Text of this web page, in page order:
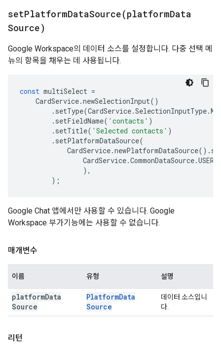
setPlatformDataSource(platformData
Source)
Google Workspace의 데이터 소스를 설정합니다. 다중 선택 메
뉴의 항목을 채우는 데 사용됩니다.
const multiSelect =
CardService.newSelectionInput()
. setType(CardService.SelectionInputType.
. setFieldName( 'contacts' )
. setTitle( 'Selected contacts' )
. setPlatformDataSource(
CardService.newPlatformDataSource().
CardService.CommonDataSource.USER
),
);
Google Chat 앱에서만 사용할 수 있습니다. Google
Workspace 부가기능에는 사용할 수 없습니다.
매개변수
이름 유형 설명
platformData
Source
PlatformData
Source
데이터 소스입니
다.
리턴